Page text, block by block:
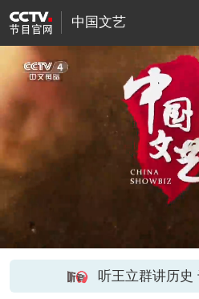
中国文艺
听王立群讲历史